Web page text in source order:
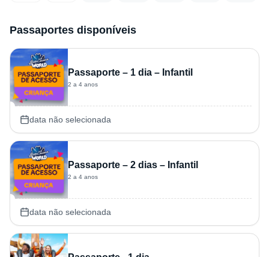
Passaportes disponíveis
Passaporte – 1 dia – Infantil
2 a 4 anos
data não selecionada
Passaporte – 2 dias – Infantil
2 a 4 anos
data não selecionada